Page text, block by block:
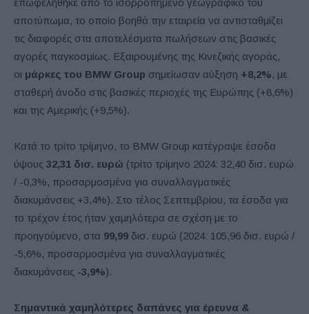
επωφελήθηκε από το ισορροπημένο γεωγραφικό του
αποτύπωμα, το οποίο βοηθά την εταιρεία να αντισταθμίζει
τις διαφορές στα αποτελέσματα πωλήσεων στις βασικές
αγορές παγκοσμίως. Εξαιρουμένης της Κινεζικής αγοράς,
οι μάρκες του BMW Group σημείωσαν αύξηση +8,2%, με
σταθερή άνοδο στις βασικές περιοχές της Ευρώπης (+8,6%)
και της Αμερικής (+9,5%).
Κατά το τρίτο τρίμηνο, το BMW Group κατέγραψε έσοδα
ύψους 32,31 δισ. ευρώ (τρίτο τρίμηνο 2024: 32,40 δισ. ευρώ
/ -0,3%, προσαρμοσμένα για συναλλαγματικές
διακυμάνσεις +3,4%). Στο τέλος Σεπτεμβρίου, τα έσοδα για
το τρέχον έτος ήταν χαμηλότερα σε σχέση με το
προηγούμενο, στα 99,99 δισ. ευρώ (2024: 105,96 δισ. ευρώ /
-5,6%, προσαρμοσμένα για συναλλαγματικές
διακυμάνσεις -3,9%).
Σημαντικά χαμηλότερες δαπάνες για έρευνα &